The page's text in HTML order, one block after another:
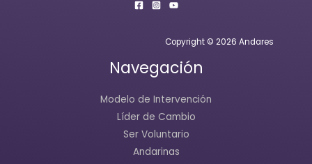
Copyright © 2026 Andares
Navegación
Modelo de Intervención
Líder de Cambio
Ser Voluntario
Andarinas